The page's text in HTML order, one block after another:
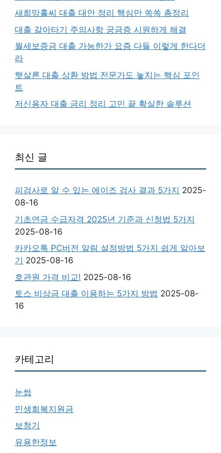
새희망홀씨 대출 대안 정리 핵심만 쏙쏙 총정리
대출 갈아타기 주의사항 궁금증 시원하게 해결
월세보증금 대출 가능한가 요즘 다들 이렇게 한다더
라
햇살론 대출 상환 방법 전문가도 놓치는 핵심 포인
트
저신용자 대출 금리 정리 고민 끝 확실한 솔루션
최신 글
피검사로 알 수 있는 에이즈 검사 결과 5가지 2025-
08-16
기초연금 수급자격 2025년 기준과 신청법 5가지
2025-08-16
카카오톡 PC버전 알림 설정방법 5가지 쉽게 알아보
기 2025-08-16
호관원 가격 비교! 2025-08-16
토스 비상금 대출 이용하는 5가지 방법 2025-08-
16
카테고리
눈썹
민생회복지원금
보청기
유용한정보